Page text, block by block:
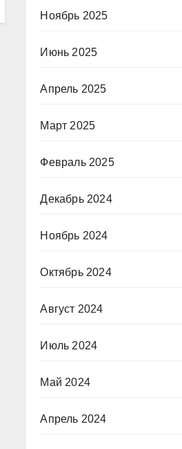
Ноябрь 2025
Июнь 2025
Апрель 2025
Март 2025
Февраль 2025
Декабрь 2024
Ноябрь 2024
Октябрь 2024
Август 2024
Июль 2024
Май 2024
Апрель 2024